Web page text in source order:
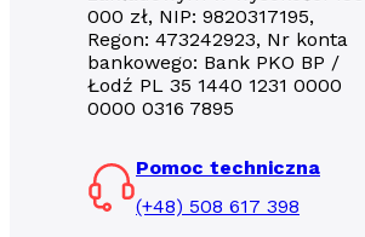
000 zł, NIP: 9820317195,
Regon: 473242923, Nr konta
bankowego: Bank PKO BP /
Łodź PL 35 1440 1231 0000
0000 0316 7895
Pomoc techniczna
(+48) 508 617 398